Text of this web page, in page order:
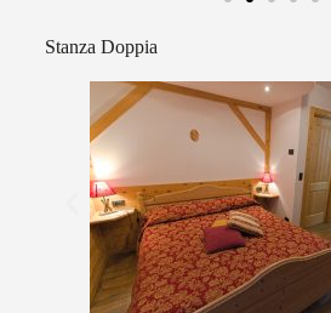
Stanza Doppia